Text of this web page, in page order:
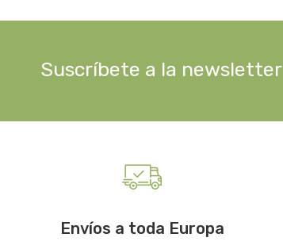
Suscríbete a la newsletter
Envíos a toda Europa